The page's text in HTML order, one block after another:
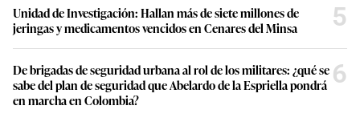
Unidad de Investigación: Hallan más de siete millones de
jeringas y medicamentos vencidos en Cenares del Minsa
5
De brigadas de seguridad urbana al rol de los militares: ¿qué se
sabe del plan de seguridad que Abelardo de la Espriella pondrá
en marcha en Colombia?
6